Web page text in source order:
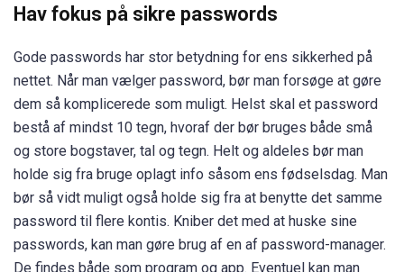
Hav fokus på sikre passwords
Gode passwords har stor betydning for ens sikkerhed på
nettet. Når man vælger password, bør man forsøge at gøre
dem så komplicerede som muligt. Helst skal et password
bestå af mindst 10 tegn, hvoraf der bør bruges både små
og store bogstaver, tal og tegn. Helt og aldeles bør man
holde sig fra bruge oplagt info såsom ens fødselsdag. Man
bør så vidt muligt også holde sig fra at benytte det samme
password til flere kontis. Kniber det med at huske sine
passwords, kan man gøre brug af en af password-manager.
De findes både som program og app. Eventuel kan man